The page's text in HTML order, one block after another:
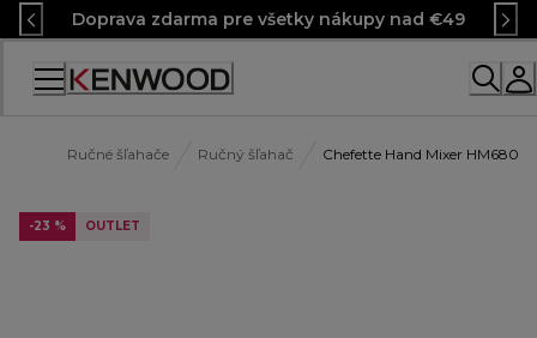
Skip
to
Content
Doprava zdarma pre všetky nákupy nad €49
Ručné šľahače Ručný šľahač Chefette Hand Mixer HM680
-23 % OUTLET